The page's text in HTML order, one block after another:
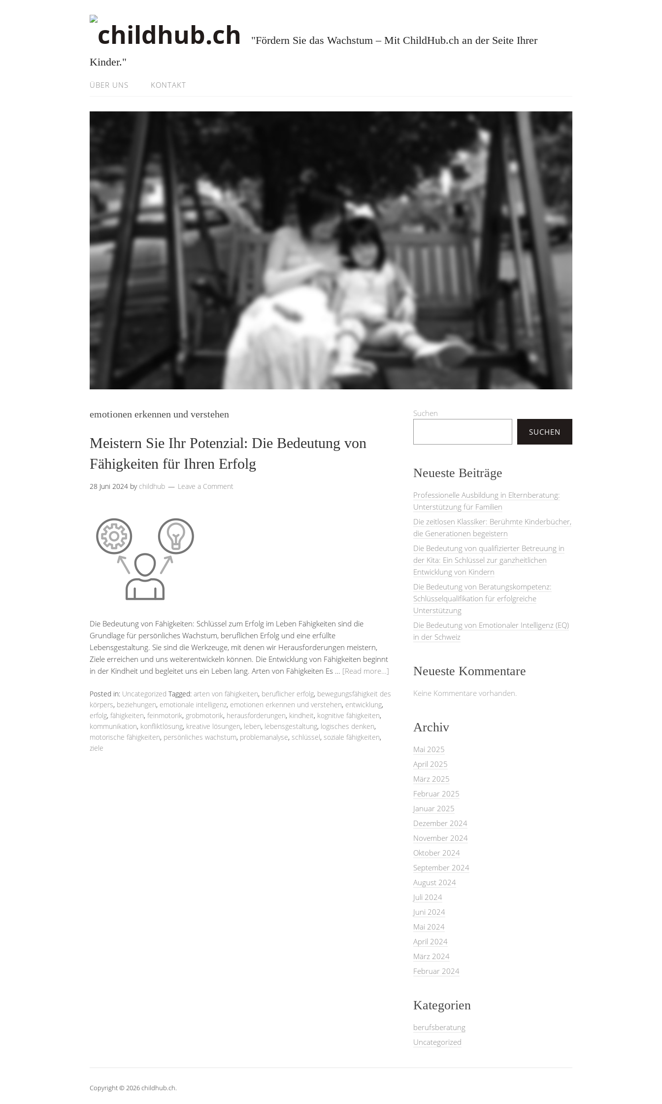
"Fördern Sie das Wachstum – Mit ChildHub.ch an der Seite Ihrer
Kinder."
ÜBER UNS KONTAKT
emotionen erkennen und verstehen
Meistern Sie Ihr Potenzial: Die Bedeutung von
Fähigkeiten für Ihren Erfolg
28 Juni 2024 by childhub Leave a Comment
Die Bedeutung von Fähigkeiten: Schlüssel zum Erfolg im Leben Fähigkeiten sind die
Grundlage für persönliches Wachstum, beruflichen Erfolg und eine erfüllte
Lebensgestaltung. Sie sind die Werkzeuge, mit denen wir Herausforderungen meistern,
Ziele erreichen und uns weiterentwickeln können. Die Entwicklung von Fähigkeiten beginnt
in der Kindheit und begleitet uns ein Leben lang. Arten von Fähigkeiten Es … [Read more…]
Posted in: Uncategorized Tagged: arten von fähigkeiten, beruflicher erfolg, bewegungsfähigkeit des
körpers, beziehungen, emotionale intelligenz, emotionen erkennen und verstehen, entwicklung,
erfolg, fähigkeiten, feinmotorik, grobmotorik, herausforderungen, kindheit, kognitive fähigkeiten,
kommunikation, konfliktlösung, kreative lösungen, leben, lebensgestaltung, logisches denken,
motorische fähigkeiten, persönliches wachstum, problemanalyse, schlüssel, soziale fähigkeiten,
ziele
Suchen
SUCHEN
Neueste Beiträge
Professionelle Ausbildung in Elternberatung:
Unterstützung für Familien
Die zeitlosen Klassiker: Berühmte Kinderbücher,
die Generationen begeistern
Die Bedeutung von qualifizierter Betreuung in
der Kita: Ein Schlüssel zur ganzheitlichen
Entwicklung von Kindern
Die Bedeutung von Beratungskompetenz:
Schlüsselqualifikation für erfolgreiche
Unterstützung
Die Bedeutung von Emotionaler Intelligenz (EQ)
in der Schweiz
Neueste Kommentare
Keine Kommentare vorhanden.
Archiv
Mai 2025
April 2025
März 2025
Februar 2025
Januar 2025
Dezember 2024
November 2024
Oktober 2024
September 2024
August 2024
Juli 2024
Juni 2024
Mai 2024
April 2024
März 2024
Februar 2024
Kategorien
berufsberatung
Uncategorized
Copyright © 2026 childhub.ch.